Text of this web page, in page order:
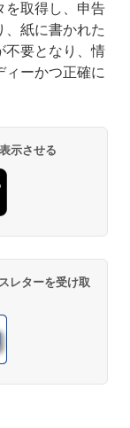
を取得し、申告
、紙に書かれた
不要となり、情
ィーかつ正確に
示させる
レターを受け取